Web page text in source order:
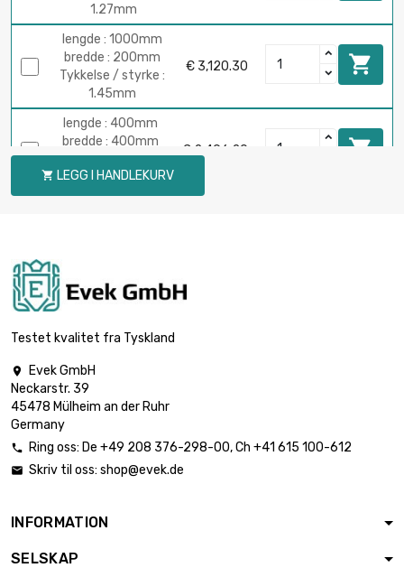
1.27mm
lengde : 1000mm
bredde : 200mm
Tykkelse / styrke :
1.45mm
€ 3,120.30 
lengde : 400mm
bredde : 400mm
Tykkelse / styrke :
1.45mm
€ 2,496.20 
lengde : 400mm
1.6mm
lengde : 300mm
bredde : 300mm
Tykkelse / styrke :
bredde : 400mm
1.83mm
bredde : 300mm
 LEGG I HANDLEKURV
Testet kvalitet fra Tyskland

Evek GmbH
Neckarstr. 39
45478 Mülheim an der Ruhr
Germany
 Ring oss: De +49 208 376-298-00, Ch +41 615 100-612
 Skriv til oss: shop@evek.de
INFORMATION
SELSKAP